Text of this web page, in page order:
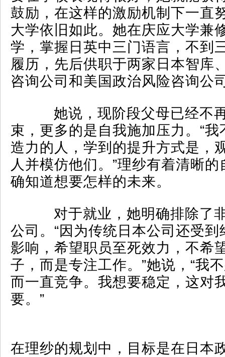
鼓励，在这样的激励机制下一直
大学依旧如此。她在庆应大学兼
学，掌握日英中三门语言，不到
履历，先后供职于两家日本智库
咨询公司和美国政治风险咨询公
她说，现阶段父母已经不
束，更多的是自我施加压力。“
造力的人，学到的提升方式是，
人并模仿他们。”理纱有着清晰
确知道想要怎样的未来。
对于就业，她明确排除了
公司。“因为传统日本公司还受
影响，希望职员至死效力，不希
子，而是专注工作。”她说，“我
而一直竞争。我想要稳定，这对
要。”
在理纱的规划中，目标是在日本